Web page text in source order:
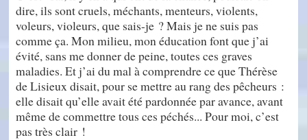
dire, ils sont cruels, méchants, menteurs, violents,
voleurs, violeurs, que sais-je ? Mais je ne suis pas
comme ça. Mon milieu, mon éducation font que j’ai
évité, sans me donner de peine, toutes ces graves
maladies. Et j’ai du mal à comprendre ce que Thérèse
de Lisieux disait, pour se mettre au rang des pêcheurs :
elle disait qu’elle avait été pardonnée par avance, avant
même de commettre tous ces péchés... Pour moi, c’est
pas très clair !